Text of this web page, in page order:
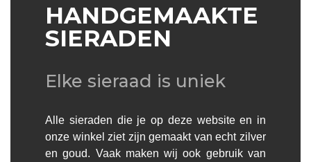
HANDGEMAAKTE
SIERADEN
Elke sieraad is uniek
Alle sieraden die je op deze website en in
onze winkel ziet zijn gemaakt van echt zilver
en goud. Vaak maken wij ook gebruik van